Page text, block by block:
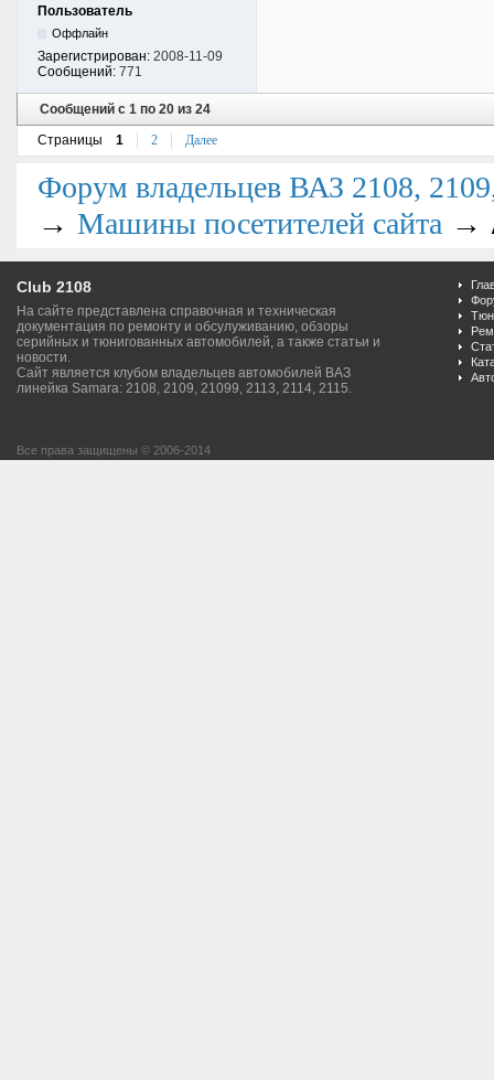
Пользователь
Оффлайн
Зарегистрирован: 2008-11-09
Сообщений: 771
Сообщений с 1 по 20 из 24
Страницы
1 2 Далее
Форум владельцев ВАЗ 2108,
→ Машины посетителей сайта →
Club 2108
На сайте представлена справочная и техническая
документация по ремонту и обсулуживанию, обзоры
серийных и тюнигованных автомобилей, а также статьи и
новости.
Сайт является клубом владельцев автомобилей ВАЗ
линейка Samara: 2108, 2109, 21099, 2113, 2114, 2115.
Все права защищены © 2006-2014